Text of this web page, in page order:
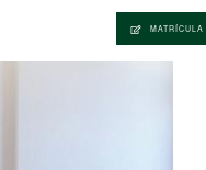
MATRÍCULA